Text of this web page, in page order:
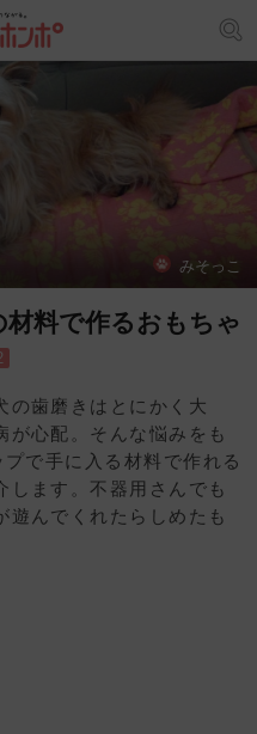
みそっこ
料で作るおもちゃ
歯磨きはとにかく大
が心配。そんな悩みをも
で手に入る材料で作れる
します。不器用さんでも
遊んでくれたらしめたも